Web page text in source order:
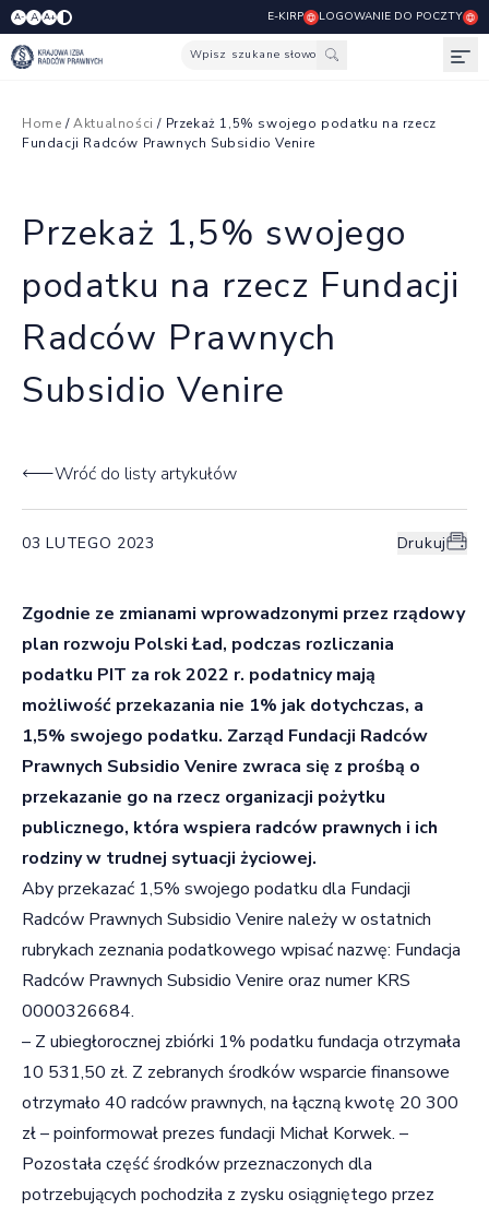
A- A A+ E-KIRP LOGOWANIE DO POCZTY
Wpisz szukane słowo
Home /Aktualności / Przekaż 1,5% swojego podatku na rzecz
Fundacji Radców Prawnych Subsidio Venire
Przekaż 1,5% swojego
podatku na rzecz Fundacji
Radców Prawnych
Subsidio Venire
Wróć do listy artykułów
03 LUTEGO 2023 Drukuj
Zgodnie ze zmianami wprowadzonymi przez rządowy
plan rozwoju Polski Ład, podczas rozliczania
podatku PIT za rok 2022 r. podatnicy mają
możliwość przekazania nie 1% jak dotychczas, a
1,5% swojego podatku. Zarząd Fundacji Radców
Prawnych Subsidio Venire zwraca się z prośbą o
przekazanie go na rzecz organizacji pożytku
publicznego, która wspiera radców prawnych i ich
rodziny w trudnej sytuacji życiowej.
Aby przekazać 1,5% swojego podatku dla Fundacji
Radców Prawnych Subsidio Venire należy w ostatnich
rubrykach zeznania podatkowego wpisać nazwę: Fundacja
Radców Prawnych Subsidio Venire oraz numer KRS
0000326684.
– Z ubiegłorocznej zbiórki 1% podatku fundacja otrzymała
10 531,50 zł. Z zebranych środków wsparcie finansowe
otrzymało 40 radców prawnych, na łączną kwotę 20 300
zł – poinformował prezes fundacji Michał Korwek. –
Pozostała część środków przeznaczonych dla
potrzebujących pochodziła z zysku osiągniętego przez